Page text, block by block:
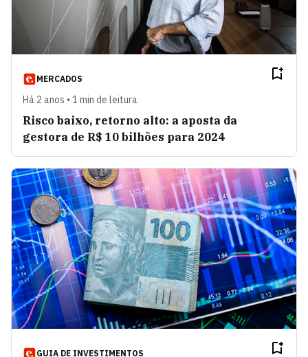
MERCADOS
Há 2 anos • 1 min de leitura
Risco baixo, retorno alto: a aposta da
gestora de R$ 10 bilhões para 2024
GUIA DE INVESTIMENTOS